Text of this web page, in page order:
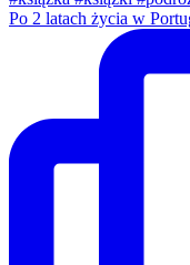
Po 2 latach życia w